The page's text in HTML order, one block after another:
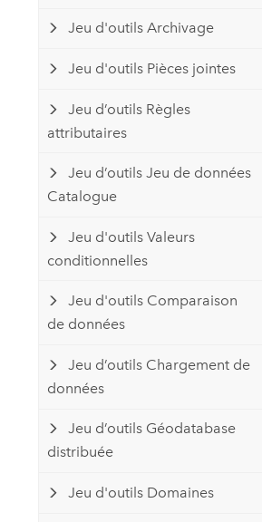
Technologie Developer
cartographie et
Jeu d'outils Archivage
Jeu d'outils Pièces jointes
Jeu d’outils Règles
attributaires
Jeu d’outils Jeu de données
Catalogue
Jeu d'outils Valeurs
conditionnelles
Jeu d'outils Comparaison
de données
Jeu d’outils Chargement de
données
Jeu d’outils Géodatabase
distribuée
Jeu d'outils Domaines